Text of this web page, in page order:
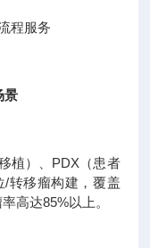
程服务
景
植）、PDX（患者
/转移瘤构建，覆盖
高达85%以上。